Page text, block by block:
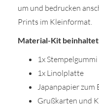
um und bedrucken
Prints im Kleinformat.
Material-Kit
1x Stempelgummi
1x Linolplatte
Japanpapier zum
Grußkarten und